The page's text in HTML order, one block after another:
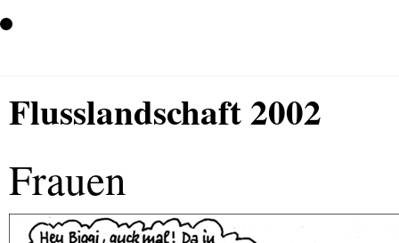
Flusslandschaft 2002
Frauen